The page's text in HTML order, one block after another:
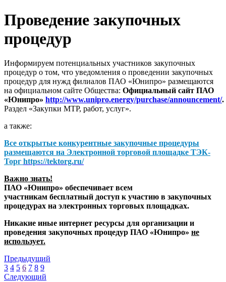
Проведение закупочных
процедур
Информируем потенциальных участников закупочных
процедур о том, что уведомления о проведении закупочных
процедур для нужд филиалов ПАО «Юнипро» размещаются
на официальном сайте Общества: Официальный сайт ПАО
«Юнипро» http://www.unipro.energy/purchase/announcement/.
Раздел «Закупки МТР, работ, услуг».
а также:
Все открытые конкурентные закупочные процедуры
размещаются на Электронной торговой площадке ТЭК-
Торг https://tektorg.ru/
Важно знать!
ПАО «Юнипро» обеспечивает всем
участникам бесплатный доступ к участию в закупочных
процедурах на электронных торговых площадках.
Никакие иные интернет ресурсы для организации и
проведения закупочных процедур ПАО «Юнипро» не
использует.
Предыдущий
3 4 5 6 7 8 9
Следующий